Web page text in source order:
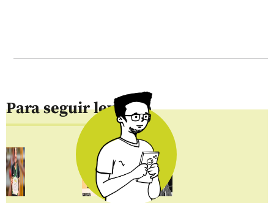
Para seguir leyendo